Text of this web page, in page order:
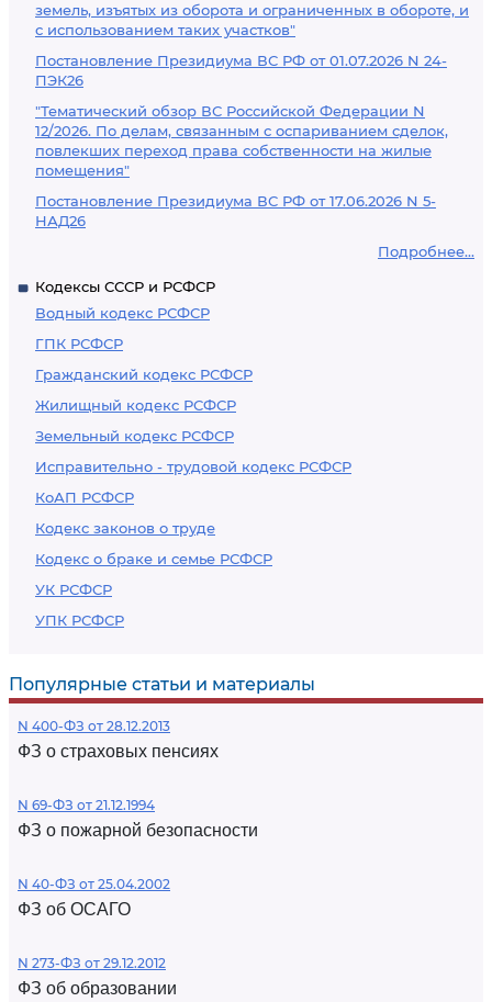
земель, изъятых из оборота и ограниченных в обороте, и
с использованием таких участков"
Постановление Президиума ВС РФ от 01.07.2026 N 24-
ПЭК26
"Тематический обзор ВС Российской Федерации N
12/2026. По делам, связанным с оспариванием сделок,
повлекших переход права собственности на жилые
помещения"
Постановление Президиума ВС РФ от 17.06.2026 N 5-
НАД26
Подробнее...
Кодексы СССР и РСФСР
Водный кодекс РСФСР
ГПК РСФСР
Гражданский кодекс РСФСР
Жилищный кодекс РСФСР
Земельный кодекс РСФСР
Исправительно - трудовой кодекс РСФСР
КоАП РСФСР
Кодекс законов о труде
Кодекс о браке и семье РСФСР
УК РСФСР
УПК РСФСР
Популярные статьи и материалы
N 400-ФЗ от 28.12.2013
ФЗ о страховых пенсиях
N 69-ФЗ от 21.12.1994
ФЗ о пожарной безопасности
N 40-ФЗ от 25.04.2002
ФЗ об ОСАГО
N 273-ФЗ от 29.12.2012
ФЗ об образовании